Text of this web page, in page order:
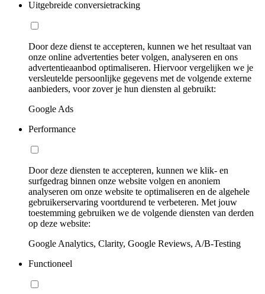
Uitgebreide conversietracking
Door deze dienst te accepteren, kunnen we het resultaat van
onze online advertenties beter volgen, analyseren en ons
advertentieaanbod optimaliseren. Hiervoor vergelijken we je
versleutelde persoonlijke gegevens met de volgende externe
aanbieders, voor zover je hun diensten al gebruikt:
Google Ads
Performance
Door deze diensten te accepteren, kunnen we klik- en
surfgedrag binnen onze website volgen en anoniem
analyseren om onze website te optimaliseren en de algehele
gebruikerservaring voortdurend te verbeteren. Met jouw
toestemming gebruiken we de volgende diensten van derden
op deze website:
Google Analytics, Clarity, Google Reviews, A/B-Testing
Functioneel